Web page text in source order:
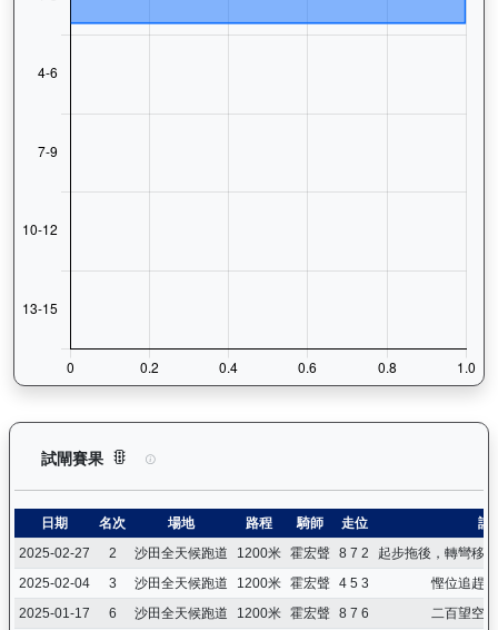
試閘賽果 譽友駿駒（K022）— 試閘賽果紀錄：查看馬匹
日期 名次 場地 路程 騎師 走位
詳
2025-02-27
2 沙田全天候跑道 1200米 霍宏聲 8 7 2
起步拖後，轉彎移
2025-02-04
3 沙田全天候跑道 1200米 霍宏聲 4 5 3
慳位追趕
2025-01-17
6 沙田全天候跑道 1200米 霍宏聲 8 7 6 二百望空